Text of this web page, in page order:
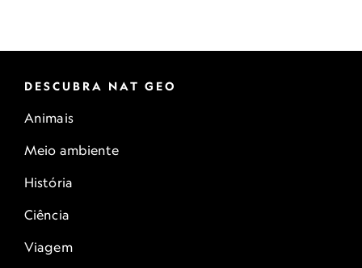
DESCUBRA NAT GEO
Animais
Meio ambiente
História
Ciência
Viagem